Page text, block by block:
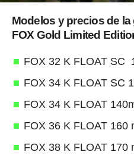
Modelos y precios de
FOX Gold Limited
FOX 32 K FLOAT SC
FOX 34 K FLOAT SC
FOX 34 K FLOAT
FOX 36 K FLOAT 160
FOX 38 K FLOAT 170